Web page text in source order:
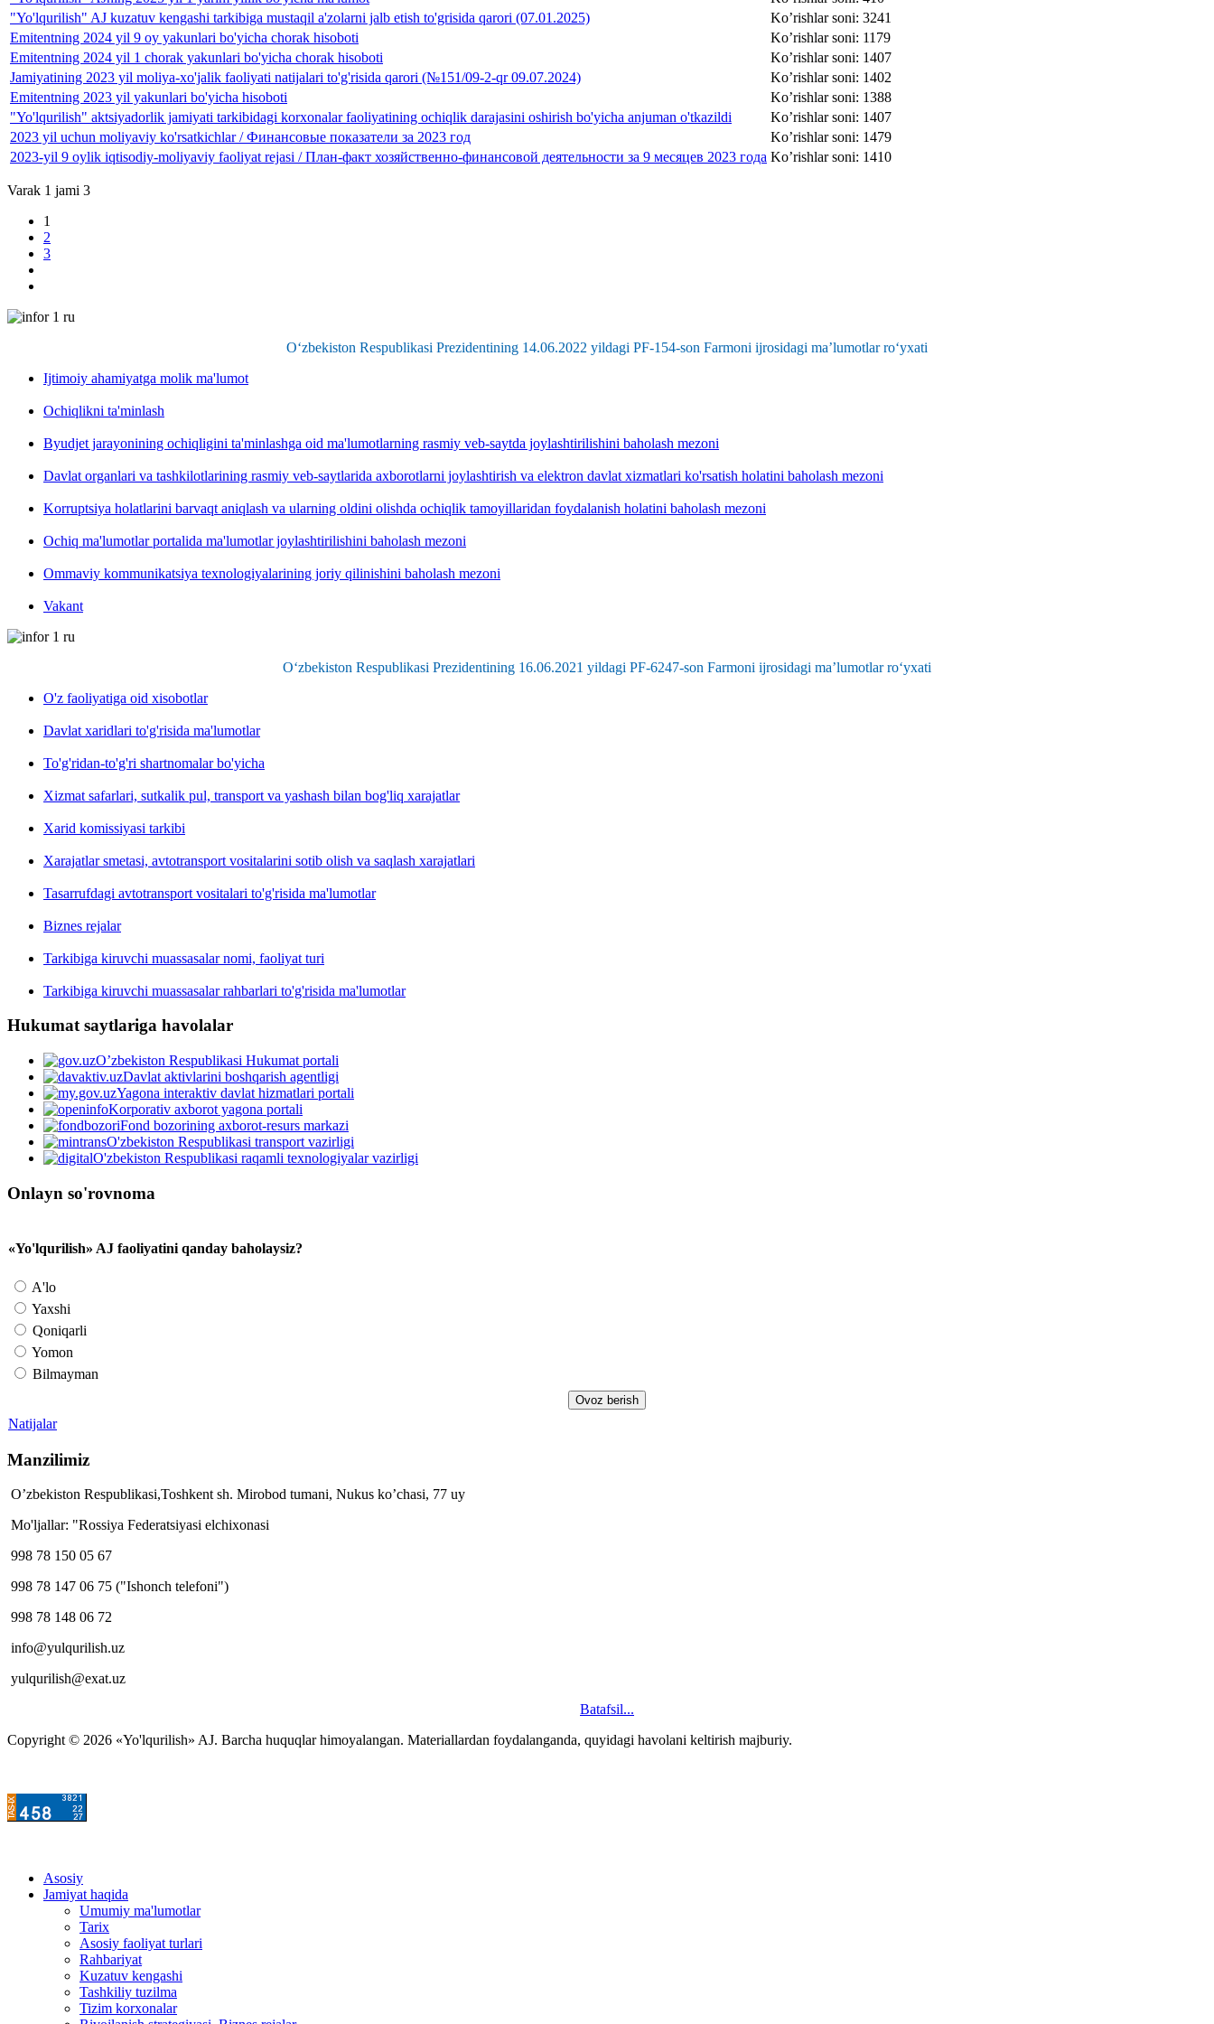
"Yo'lqurilish" AJ kuzatuv kengashi tarkibiga mustaqil a'zolarni jalb etish to'grisida qarori (07.01.2025)
Ko’rishlar soni: 3241
Emitentning 2024 yil 9 oy yakunlari bo'yicha chorak hisoboti
Ko’rishlar soni: 1179
Emitentning 2024 yil 1 chorak yakunlari bo'yicha chorak hisoboti
Ko’rishlar soni: 1407
Jamiyatining 2023 yil moliya-xo'jalik faoliyati natijalari to'g'risida qarori (№151/09-2-qr 09.07.2024)
Ko’rishlar soni: 1402
Emitentning 2023 yil yakunlari bo'yicha hisoboti
Ko’rishlar soni: 1388
"Yo'lqurilish" aktsiyadorlik jamiyati tarkibidagi korxonalar faoliyatining ochiqlik darajasini oshirish bo'yicha anjuman o'tkazildi
Ko’rishlar soni: 1407
2023 yil uchun moliyaviy ko'rsatkichlar / Финансовые показатели за 2023 год
Ko’rishlar soni: 1479
2023-yil 9 oylik iqtisodiy-moliyaviy faoliyat rejasi / План-факт хозяйственно-финансовой деятельности за 9 месяцев 2023 года Ko’rishlar soni: 1410
Varak 1 jami 3
1
2
3
O‘zbekiston Respublikasi Prezidentining 14.06.2022 yildagi PF-154-son Farmoni ijrosidagi ma’lumotlar ro‘yxati
Ijtimoiy ahamiyatga molik ma'lumot
Ochiqlikni ta'minlash
Byudjet jarayonining ochiqligini ta'minlashga oid ma'lumotlarning rasmiy veb-saytda joylashtirilishini baholash mezoni
Davlat organlari va tashkilotlarining rasmiy veb-saytlarida axborotlarni joylashtirish va elektron davlat xizmatlari ko'rsatish holatini baholash mezoni
Korruptsiya holatlarini barvaqt aniqlash va ularning oldini olishda ochiqlik tamoyillaridan foydalanish holatini baholash mezoni
Ochiq ma'lumotlar portalida ma'lumotlar joylashtirilishini baholash mezoni
Ommaviy kommunikatsiya texnologiyalarining joriy qilinishini baholash mezoni
Vakant
O‘zbekiston Respublikasi Prezidentining 16.06.2021 yildagi PF-6247-son Farmoni ijrosidagi ma’lumotlar ro‘yxati
O'z faoliyatiga oid xisobotlar
Davlat xaridlari to'g'risida ma'lumotlar
To'g'ridan-to'g'ri shartnomalar bo'yicha
Xizmat safarlari, sutkalik pul, transport va yashash bilan bog'liq xarajatlar
Xarid komissiyasi tarkibi
Xarajatlar smetasi, avtotransport vositalarini sotib olish va saqlash xarajatlari
Tasarrufdagi avtotransport vositalari to'g'risida ma'lumotlar
Biznes rejalar
Tarkibiga kiruvchi muassasalar nomi, faoliyat turi
Tarkibiga kiruvchi muassasalar rahbarlari to'g'risida ma'lumotlar
Hukumat saytlariga havolalar
O’zbekiston Respublikasi Hukumat portali
Davlat aktivlarini boshqarish agentligi
Yagona interaktiv davlat hizmatlari portali
Korporativ axborot yagona portali
Fond bozorining axborot-resurs markazi
O'zbekiston Respublikasi transport vazirligi
O'zbekiston Respublikasi raqamli texnologiyalar vazirligi
Onlayn so'rovnoma
«Yo'lqurilish» AJ faoliyatini qanday baholaysiz?
A'lo
Yaxshi
Qoniqarli
Yomon
Bilmayman
Natijalar
Manzilimiz
O’zbekiston Respublikasi,Toshkent sh. Mirobod tumani, Nukus ko’chasi, 77 uy
Mo'ljallar: "Rossiya Federatsiyasi elchixonasi
998 78 150 05 67
998 78 147 06 75 ("Ishonch telefoni")
998 78 148 06 72
info@yulqurilish.uz
yulqurilish@exat.uz
Batafsil...
Copyright © 2026 «Yo'lqurilish» AJ. Barcha huquqlar himoyalangan. Materiallardan foydalanganda, quyidagi havolani keltirish majburiy.
Asosiy
Jamiyat haqida
Umumiy ma'lumotlar
Tarix
Asosiy faoliyat turlari
Rahbariyat
Kuzatuv kengashi
Tashkiliy tuzilma
Tizim korxonalar